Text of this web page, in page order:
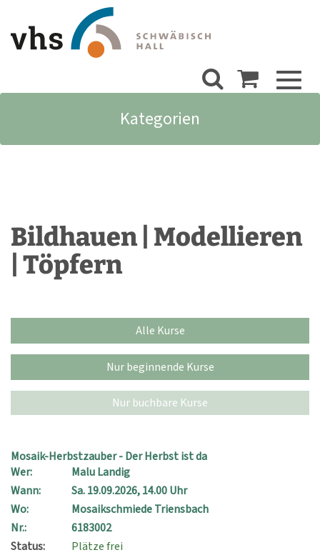
Kategorien
Bildhauen | Modellieren
| Töpfern
Alle Kurse
Nur beginnende Kurse
Nur buchbare Kurse
Mosaik-Herbstzauber - Der Herbst ist da
Wer:
Malu Landig
Wann:
Sa.19.09.2026, 14.00 Uhr
Wo:
Mosaikschmiede Triensbach
Nr.:
6183002
Status:
Plätze frei